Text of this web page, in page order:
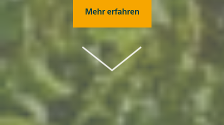
Mehr erfahren